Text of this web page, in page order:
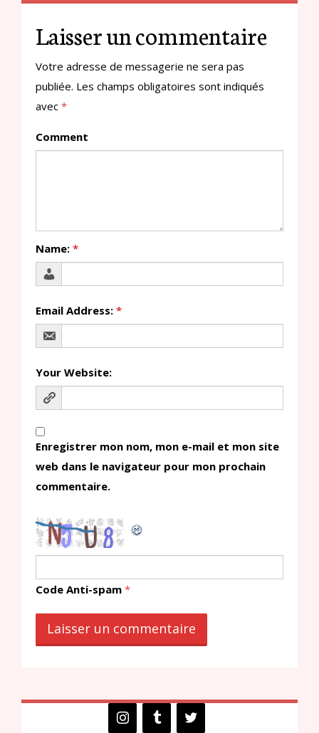
Laisser un commentaire
Votre adresse de messagerie ne sera pas
publiée. Les champs obligatoires sont indiqués
avec *
Comment
Name: *
Email Address: *
Your Website:
Enregistrer mon nom, mon e-mail et mon site
web dans le navigateur pour mon prochain
commentaire.
Code Anti-spam *